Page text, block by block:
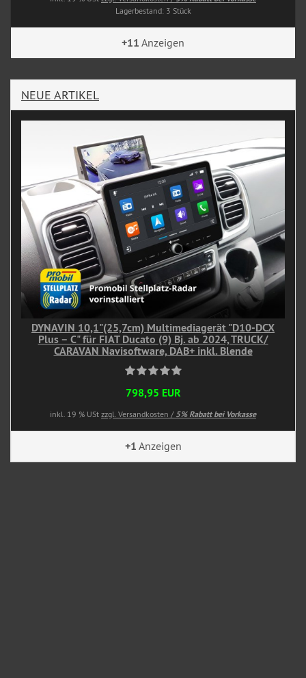
Lagerbestand: 3 Stück
+11 Anzeigen
NEUE ARTIKEL
DYNAVIN 10,1"(25,7cm) Multimediagerät "D10-DCX
Plus – C" für FIAT Ducato (9) Bj. ab 2024, TRUCK/
CARAVAN Navisoftware, DAB+ inkl. Blende
798,95 EUR
inkl. 19 % USt zzgl. Versandkosten / 5% Rabatt bei Vorkasse
+1 Anzeigen